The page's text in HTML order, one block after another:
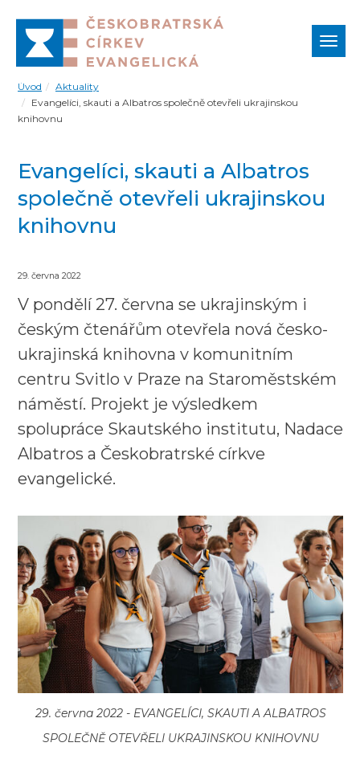
Úvod
Aktuality
Evangelíci, skauti a Albatros společně otevřeli ukrajinskou
knihovnu
Evangelíci, skauti a Albatros
společně otevřeli ukrajinskou
knihovnu
29. června 2022
V pondělí 27. června se ukrajinským i
českým čtenářům otevřela nová česko-
ukrajinská knihovna v komunitním
centru Svitlo v Praze na Staroměstském
náměstí. Projekt je výsledkem
spolupráce Skautského institutu, Nadace
Albatros a Českobratrské církve
evangelické.
29. června 2022 - EVANGELÍCI, SKAUTI A ALBATROS
SPOLEČNĚ OTEVŘELI UKRAJINSKOU KNIHOVNU